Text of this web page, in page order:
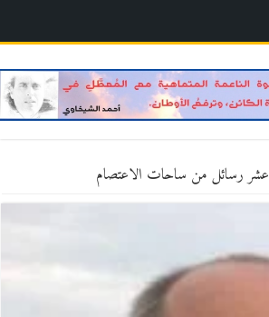
عشر رسائل من ساحات الاعتصام